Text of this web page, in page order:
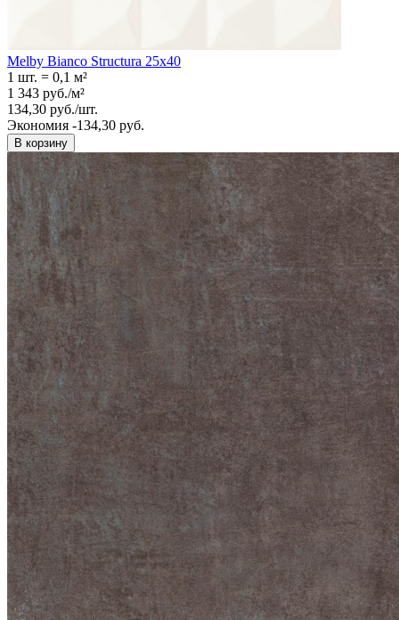
Melby Bianco Structura 25х40
1 шт. = 0,1 м²
1 343 руб./м²
134,30 руб./шт.
Экономия -134,30 руб.
В корзину